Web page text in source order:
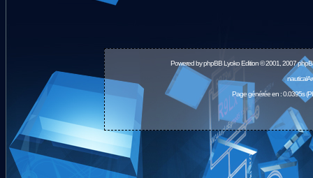
Powered byphpBBLyoko Edition © 2001, 2007
Page générée en : 0.0395s